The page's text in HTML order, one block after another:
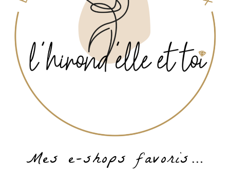
Mes e-shops favoris…